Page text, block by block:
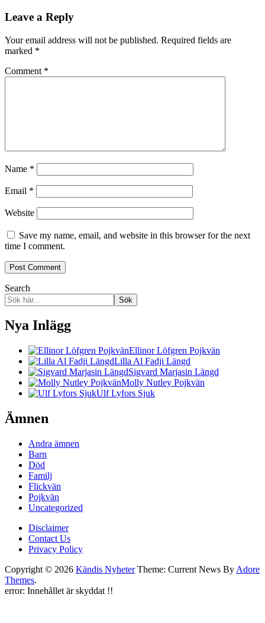
Leave a Reply
Your email address will not be published. Required fields are
marked *
Comment *
Name *
Email *
Website
Save my name, email, and website in this browser for the next
time I comment.
Search
Sök
Nya Inlägg
Ellinor Löfgren Pojkvän
Lilla Al Fadji Längd
Sigvard Marjasin Längd
Molly Nutley Pojkvän
Ulf Lyfors Sjuk
Ämnen
Andra ämnen
Barn
Död
Familj
Flickvän
Pojkvän
Uncategorized
Disclaimer
Contact Us
Privacy Policy
Copyright © 2026 Kändis NyheterTheme: Current News By Adore
Themes.
error: Innehållet är skyddat !!